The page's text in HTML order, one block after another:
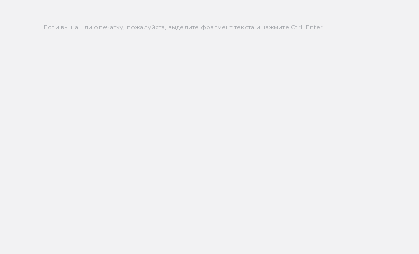
Если вы нашли опечатку, пожалуйста, выделите фрагмент текста и нажмите Ctrl+Enter.